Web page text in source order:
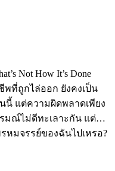
Not How It’s Done
พที่ถูกไล่ออก ยังคงเป็น
นี้ แต่ความผิดพลาดเพียง
รมณ์ไม่ดีทะเลาะกัน แต่…
หมจรรย์ของฉันไปเหรอ?